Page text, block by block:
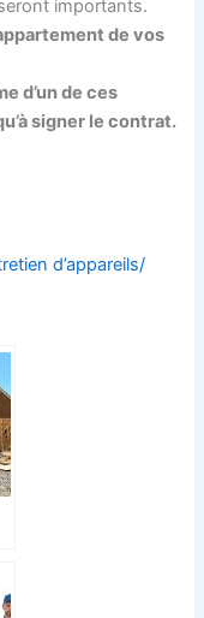
importants.
de vos
d’un de ces
signer le contrat.
d’appareils/